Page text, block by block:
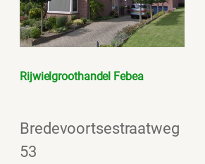
Rijwielgroothandel Febea
Bredevoortsestraatweg
53